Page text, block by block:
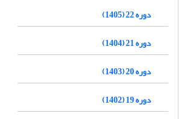
دوره 22 (1405)
دوره 21 (1404)
دوره 20 (1403)
دوره 19 (1402)